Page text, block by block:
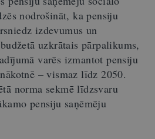
nodrošināt, ka pensiju
izdevumus un
uzkrātais pārpalikums,
varēs izmantot pensiju
– vismaz līdz 2050.
norma sekmē līdzsvaru
pensiju saņēmēju